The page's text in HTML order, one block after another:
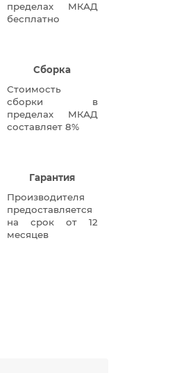
пределах МКАД
бесплатно
Сборка
Стоимость
сборки в
пределах МКАД
составляет 8%
Гарантия
Производителя
предоставляется
на срок от 12
месяцев